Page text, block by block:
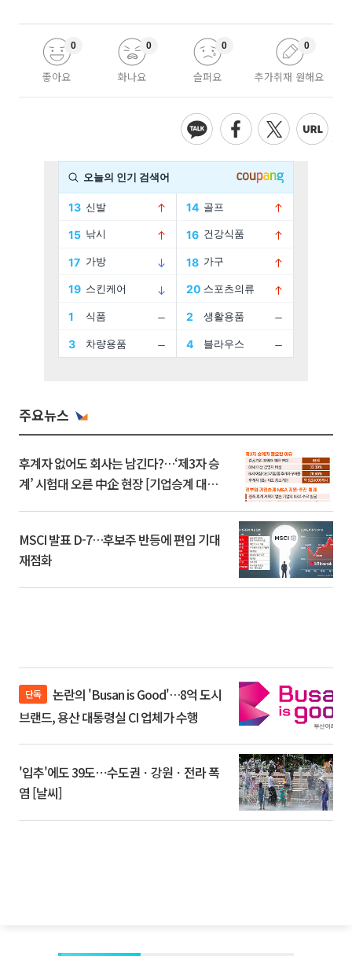
좋아요
0
화나요
0
슬퍼요
0
추가취재 원해요
0
주요뉴스
후계자 없어도 회사는 남긴다?…‘제3자 승
계’ 시험대 오른 中企 현장 [기업승계 대전
MSCI 발표 D-7…후보주 반등에 편입 기대
재점화
단독
브랜드, 용산 대통령실 CI 업체가 수행
'입추'에도 39도⋯수도권ㆍ강원ㆍ전라 폭
염 [날씨]